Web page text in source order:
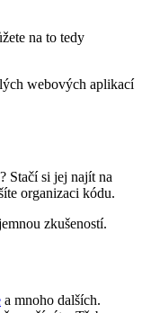
na to tedy
webových aplikací
Stačí si jej najít na
organizaci kódu.
zkušeností.
a mnoho dalších.